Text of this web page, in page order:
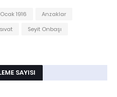
1916
Anzaklar
Seyit Onbaşı
SAYISI